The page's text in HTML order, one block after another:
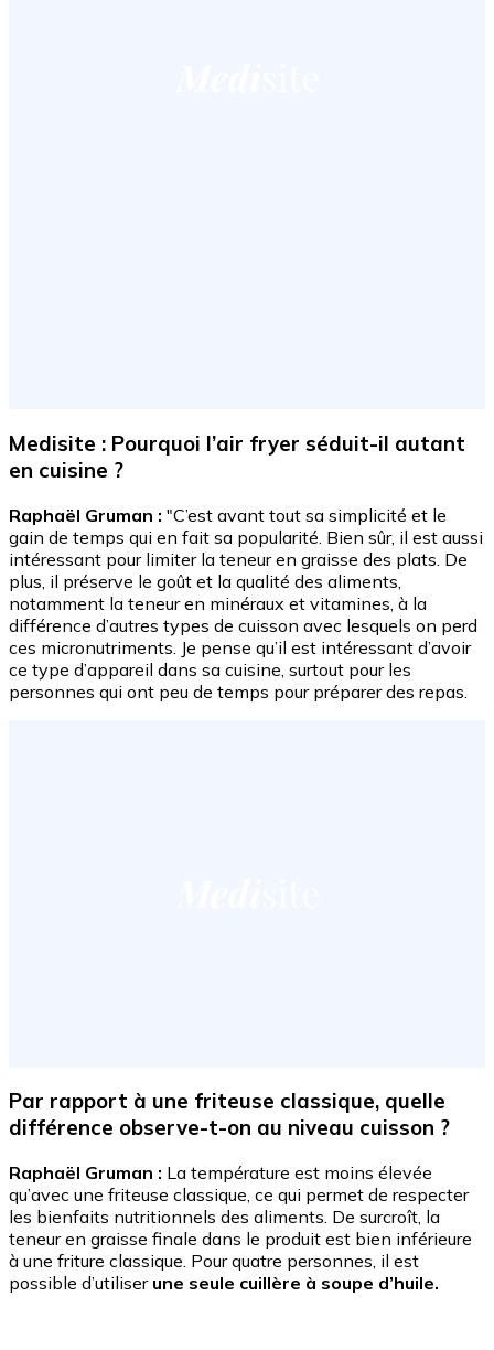
Medisite : Pourquoi l’air fryer séduit-il autant
en cuisine ?
Raphaël Gruman : "C’est avant tout sa simplicité et le
gain de temps qui en fait sa popularité. Bien sûr, il est aussi
intéressant pour limiter la teneur en graisse des plats. De
plus, il préserve le goût et la qualité des aliments,
notamment la teneur en minéraux et vitamines, à la
différence d’autres types de cuisson avec lesquels on perd
ces micronutriments. Je pense qu’il est intéressant d’avoir
ce type d’appareil dans sa cuisine, surtout pour les
personnes qui ont peu de temps pour préparer des repas.
Par rapport à une friteuse classique, quelle
différence observe-t-on au niveau cuisson ?
Raphaël Gruman : La température est moins élevée
qu’avec une friteuse classique, ce qui permet de respecter
les bienfaits nutritionnels des aliments. De surcroît, la
teneur en graisse finale dans le produit est bien inférieure
à une friture classique. Pour quatre personnes, il est
possible d’utiliser une seule cuillère à soupe d’huile.